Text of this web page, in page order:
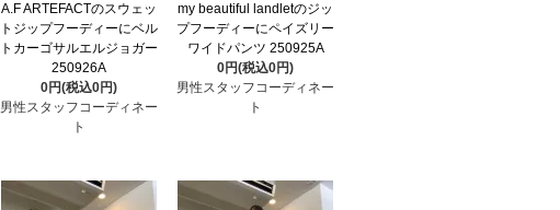
A.F ARTEFACTのスウェッ
トジップフーディーにベル
トカーゴサルエルジョガー
250926A
0円(税込0円)
男性スタッフコーディネー
ト
my beautiful landletのジッ
プフーディーにペイズリー
ワイドパンツ 250925A
0円(税込0円)
男性スタッフコーディネー
ト